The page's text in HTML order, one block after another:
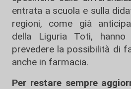
entrata a scuola e sulla
regioni, come già
della Liguria Toti,
prevedere la possibilità di
anche in farmacia.
Per restare sempre